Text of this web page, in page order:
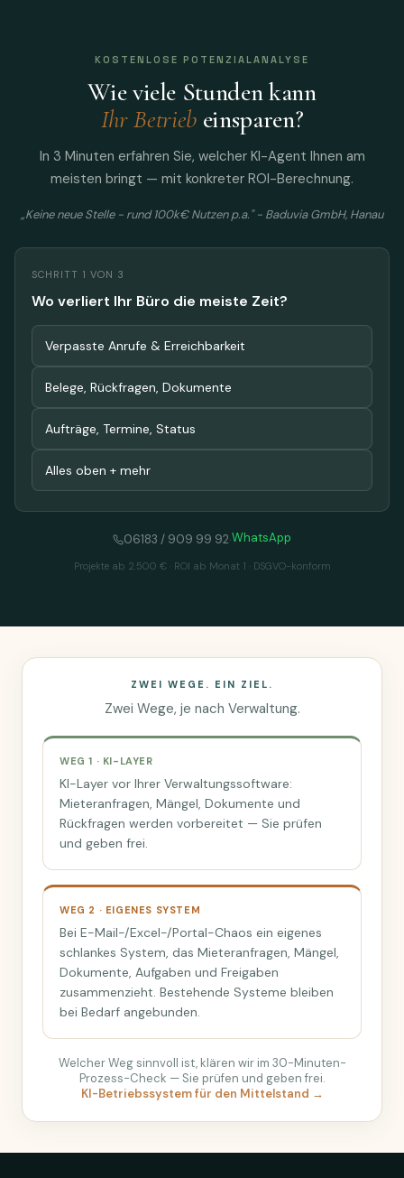
KOSTENLOSE POTENZIALANALYSE
Wie viele Stunden kann
Ihr Betrieb einsparen?
In 3 Minuten erfahren Sie, welcher KI-Agent Ihnen am
meisten bringt — mit konkreter ROI-Berechnung.
„Keine neue Stelle - rund 100k€ Nutzen p.a." - Baduvia GmbH, Hanau
SCHRITT 1 VON 3
Wo verliert Ihr Büro die meiste Zeit?
Verpasste Anrufe & Erreichbarkeit
Belege, Rückfragen, Dokumente
Aufträge, Termine, Status
Alles oben + mehr
06183 / 909 99 92·WhatsApp
Projekte ab 2.500 € · ROI ab Monat 1 · DSGVO-konform
ZWEI WEGE. EIN ZIEL.
Zwei Wege, je nach Verwaltung.
WEG 1 · KI-LAYER
KI-Layer vor Ihrer Verwaltungssoftware:
Mieteranfragen, Mängel, Dokumente und
Rückfragen werden vorbereitet — Sie prüfen
und geben frei.
WEG 2 · EIGENES SYSTEM
Bei E-Mail-/Excel-/Portal-Chaos ein eigenes
schlankes System, das Mieteranfragen, Mängel,
Dokumente, Aufgaben und Freigaben
zusammenzieht. Bestehende Systeme bleiben
bei Bedarf angebunden.
Welcher Weg sinnvoll ist, klären wir im 30-Minuten-
Prozess-Check — Sie prüfen und geben frei.
KI-Betriebssystem für den Mittelstand →